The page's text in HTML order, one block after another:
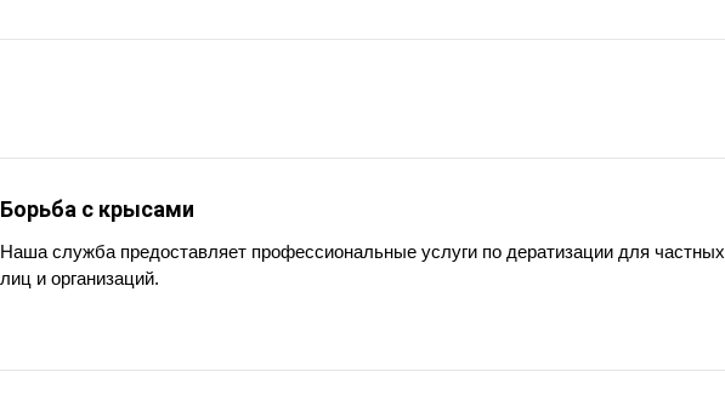
Борьба с крысами
Наша служба предоставляет профессиональные услуги по дератизации для частных
лиц и организаций.